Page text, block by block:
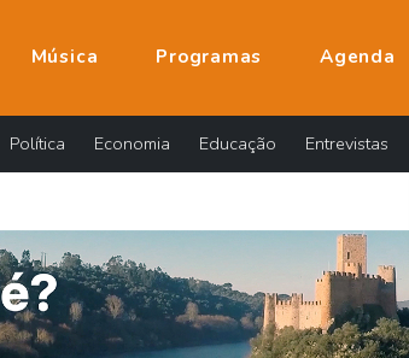
Música Programas Agenda
Política Economia Educação Entrevistas